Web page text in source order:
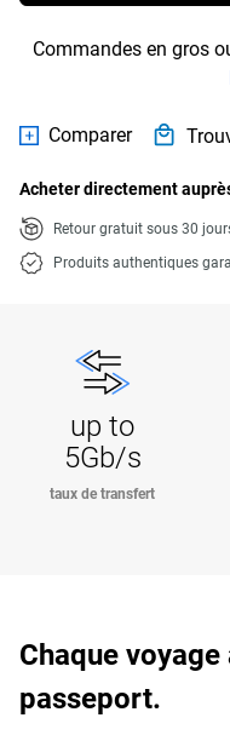
Commandes en gros
Comparer
Acheter directement
Retour gratuit sous 30
Produits authentiques
up to
5Gb/s
taux de transfert
Chaque voyage
passeport.